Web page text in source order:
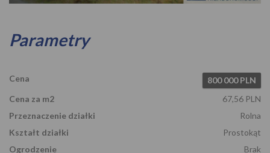
Parametry
Cena
800 000 PLN
Cena za m2
67,56 PLN
Przeznaczenie działki
Rolna
Kształt działki
Prostokąt
Ogrodzenie
Brak